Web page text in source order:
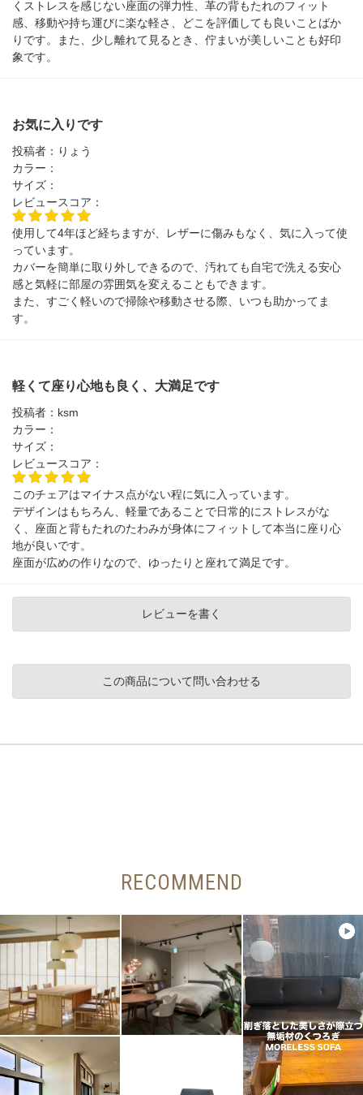
くストレスを感じない座面の弾力性、革の背もたれのフィット
感、移動や持ち運びに楽な軽さ、どこを評価しても良いことばか
りです。また、少し離れて見るとき、佇まいが美しいことも好印
象です。
お気に入りです
投稿者： りょう
カラー：
サイズ：
レビュースコア：
使用して4年ほど経ちますが、レザーに傷みもなく、気に入って使
っています。
カバーを簡単に取り外しできるので、汚れても自宅で洗える安心
感と気軽に部屋の雰囲気を変えることもできます。
また、すごく軽いので掃除や移動させる際、いつも助かってま
す。
軽くて座り心地も良く、大満足です
投稿者： ksm
カラー：
サイズ：
レビュースコア：
このチェアはマイナス点がない程に気に入っています。
デザインはもちろん、軽量であることで日常的にストレスがな
く、座面と背もたれのたわみが身体にフィットして本当に座り心
地が良いです。
座面が広めの作りなので、ゆったりと座れて満足です。
レビューを書く
この商品について問い合わせる
RECOMMEND